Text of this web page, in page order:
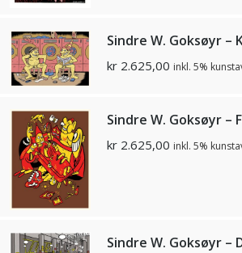
Sindre W. Goksøyr –
kr 2.625,00 inkl. 5%
Sindre W. Goksøyr –
kr 2.625,00 inkl. 5%
Sindre W. Goksøyr –